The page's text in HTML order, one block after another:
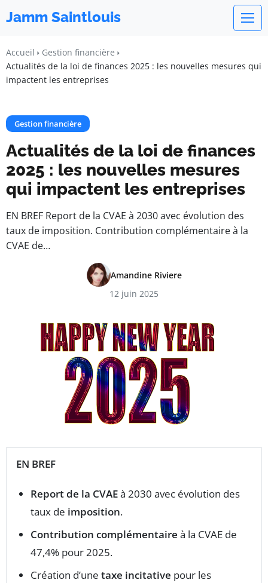
Jamm Saintlouis
Accueil
Gestion financière
Actualités de la loi de finances 2025 : les nouvelles mesures qui
impactent les entreprises
Gestion financière
Actualités de la loi de finances
2025 : les nouvelles mesures
qui impactent les entreprises
EN BREF Report de la CVAE à 2030 avec évolution des
taux de imposition. Contribution complémentaire à la
CVAE de…
Amandine Riviere
12 juin 2025
EN BREF
Report de la CVAEà 2030 avec évolution des
taux de imposition.
Contribution complémentaire à la CVAE de
47,4% pour 2025.
Création d’une taxe incitative pour les